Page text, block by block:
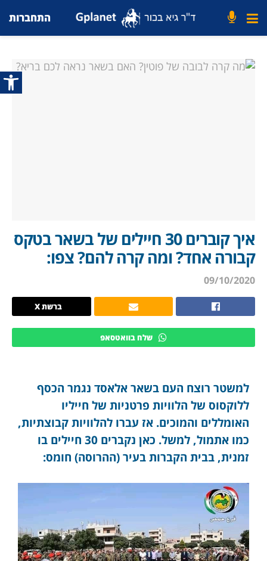
פתח
התחברות
איך קוברים 30 חיילים של בשאר בטקס
קבורה אחד? ומה קרה להם? צפו:
09/10/2020
ברשת X
שלח בוואטסאפ
למשטר רוצח העם בשאר אלאסד נגמר הכסף
ללוקסוס של הלוויות פרטניות של חייליו
האומללים והמוכים. אז עברו להלוויות קבוצתיות,
כמו אתמול, למשל. כאן נקברים 30 חיילים בו
זמנית, בבית הקברות בעיר (ההרוסה) חומס: